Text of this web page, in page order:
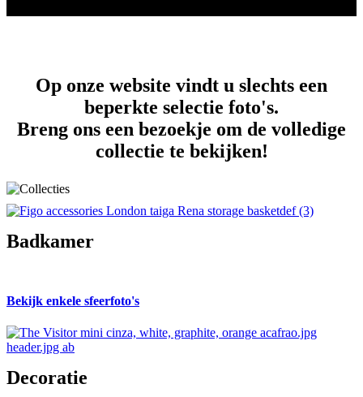
Op onze website vindt u slechts een
beperkte selectie foto's.
Breng ons een bezoekje om de volledige
collectie te bekijken!
Badkamer
Bekijk enkele sfeerfoto's
Decoratie